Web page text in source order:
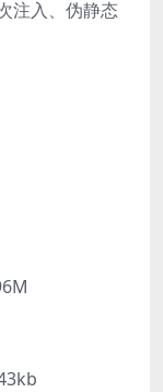
注入、伪静态